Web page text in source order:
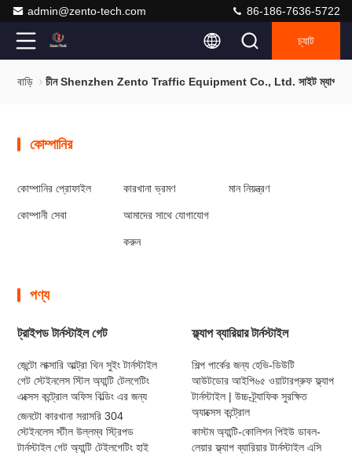
admin@zento-tech.com 86-186-7636-5722
চ্যাট
বাড়ি চীন Shenzhen Zento Traffic Equipment Co., Ltd. সাইট ম্যাপ
কোম্পানির
কোম্পানির প্রোফাইল কারখানা ভ্রমণ মান নিয়ন্ত্রণ
কোম্পানী সেবা আমাদের সাথে যোগাযোগ
করুন
পণ্য
ট্রাইপড টার্নস্টাইল গেট
জেন্টো লাক্সারি আল্ট্রা থিন সুইং টার্নস্টাইল
গেট স্টেইনলেস স্টিল অ্যান্টি টেলগেটিং
এক্সেস কন্ট্রোল অফিস বিল্ডিং এর জন্য
জেনটো কারখানা সরাসরি 304
স্টেইনলেস স্টীল উল্লম্ব স্ট্রিপড
টার্নস্টাইল গেট অ্যান্টি টেইলগেটিং হাই
ফ্ল্যাপ ব্যারিয়ার টার্নস্টাইল
শিল্প পার্কের জন্য হেভি-ডিউটি
আউটডোর আইপি৬৫ ওয়াটারপ্রুফ ফ্ল্যাপ
টার্নস্টাইল | উচ্চ-ট্র্যাফিক সুরক্ষিত
অ্যাক্সেস কন্ট্রোল
কাস্টম অ্যান্টি-কোলিশন পিইউ ডাবল-
লেয়ার ফ্ল্যাপ ব্যারিয়ার টার্নস্টাইল এসি